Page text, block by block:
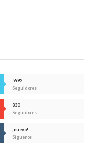
5992
Seguidores
830
Seguidores
¡nuevo!
Síguenos